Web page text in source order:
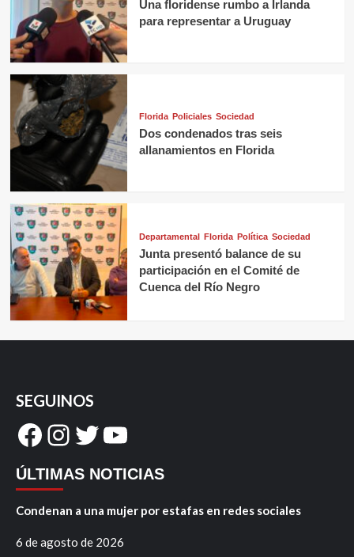
Una floridense rumbo a Irlanda
para representar a Uruguay
Florida Policiales Sociedad
Dos condenados tras seis
allanamientos en Florida
Departamental Florida Política Sociedad
Junta presentó balance de su
participación en el Comité de
Cuenca del Río Negro
SEGUINOS
Facebook
Instagram
Twitter
YouTube
ÚLTIMAS NOTICIAS
Condenan a una mujer por estafas en redes sociales
6 de agosto de 2026